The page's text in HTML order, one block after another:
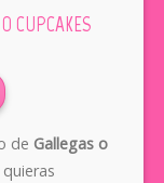
CUPCAKES
de Gallegas o